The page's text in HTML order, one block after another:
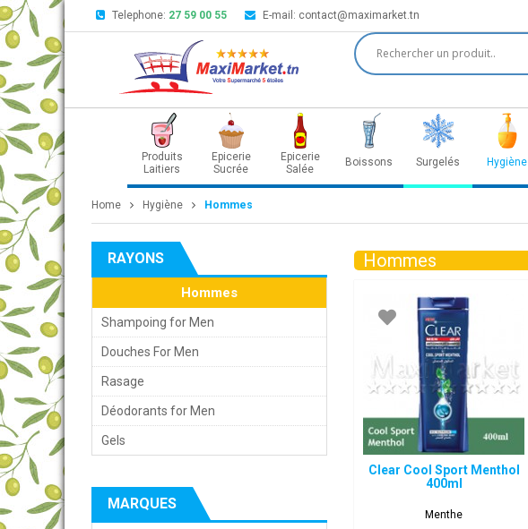
Telephone: 27 59 00 55 E-mail: contact@maximarket.tn
Produits
Laitiers
Epicerie
Sucrée
Epicerie
Salée
Boissons Surgelés Hygiène
Home Hygiène Hommes
RAYONS
Hommes
Shampoing for Men
Douches For Men
Rasage
Déodorants for Men
Gels
MARQUES
Hommes
Clear Cool Sport Menthol
400ml
Menthe